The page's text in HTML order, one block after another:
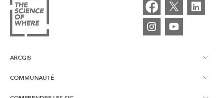
ARCGIS
À propos d'ArcGIS
COMMUNAUTÉ